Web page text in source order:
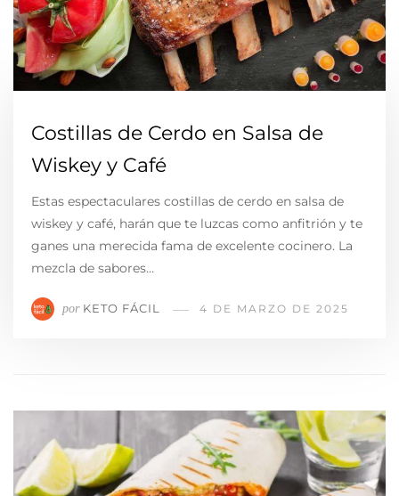
Costillas de Cerdo en Salsa de
Wiskey y Café
Estas espectaculares costillas de cerdo en salsa de
wiskey y café, harán que te luzcas como anfitrión y te
ganes una merecida fama de excelente cocinero. La
mezcla de sabores…
por KETO FÁCIL 4 DE MARZO DE 2025